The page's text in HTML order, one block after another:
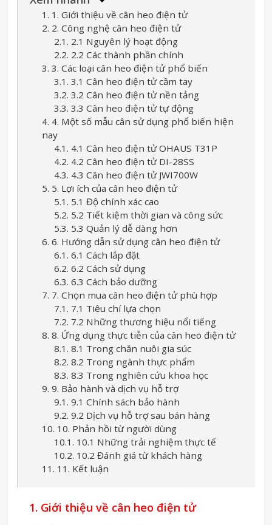
1. 1. Giới thiệu về cân heo điện tử
2. 2. Công nghệ cân heo điện tử
2.1. 2.1 Nguyên lý hoạt động
2.2. 2.2 Các thành phần chính
3. 3. Các loại cân heo điện tử phổ biến
3.1. 3.1 Cân heo điện tử cầm tay
3.2. 3.2 Cân heo điện tử nền tảng
3.3. 3.3 Cân heo điện tử tự động
4. 4. Một số mẫu cân sử dụng phổ biến hiện
nay
4.1. 4.1 Cân heo điện tử OHAUS T31P
4.2. 4.2 Cân heo điện tử DI-28SS
4.3. 4.3 Cân heo điện tử JWI700W
5. 5. Lợi ích của cân heo điện tử
5.1. 5.1 Độ chính xác cao
5.2. 5.2 Tiết kiệm thời gian và công sức
5.3. 5.3 Quản lý dễ dàng hơn
6. 6. Hướng dẫn sử dụng cân heo điện tử
6.1. 6.1 Cách lắp đặt
6.2. 6.2 Cách sử dụng
6.3. 6.3 Cách bảo dưỡng
7. 7. Chọn mua cân heo điện tử phù hợp
7.1. 7.1 Tiêu chí lựa chọn
7.2. 7.2 Những thương hiệu nổi tiếng
8. 8. Ứng dụng thực tiễn của cân heo điện tử
8.1. 8.1 Trong chăn nuôi gia súc
8.2. 8.2 Trong ngành thực phẩm
8.3. 8.3 Trong nghiên cứu khoa học
9. 9. Bảo hành và dịch vụ hỗ trợ
9.1. 9.1 Chính sách bảo hành
9.2. 9.2 Dịch vụ hỗ trợ sau bán hàng
10. 10. Phản hồi từ người dùng
10.1. 10.1 Những trải nghiệm thực tế
10.2. 10.2 Đánh giá từ khách hàng
11. 11. Kết luận
1. Giới thiệu về cân heo điện tử